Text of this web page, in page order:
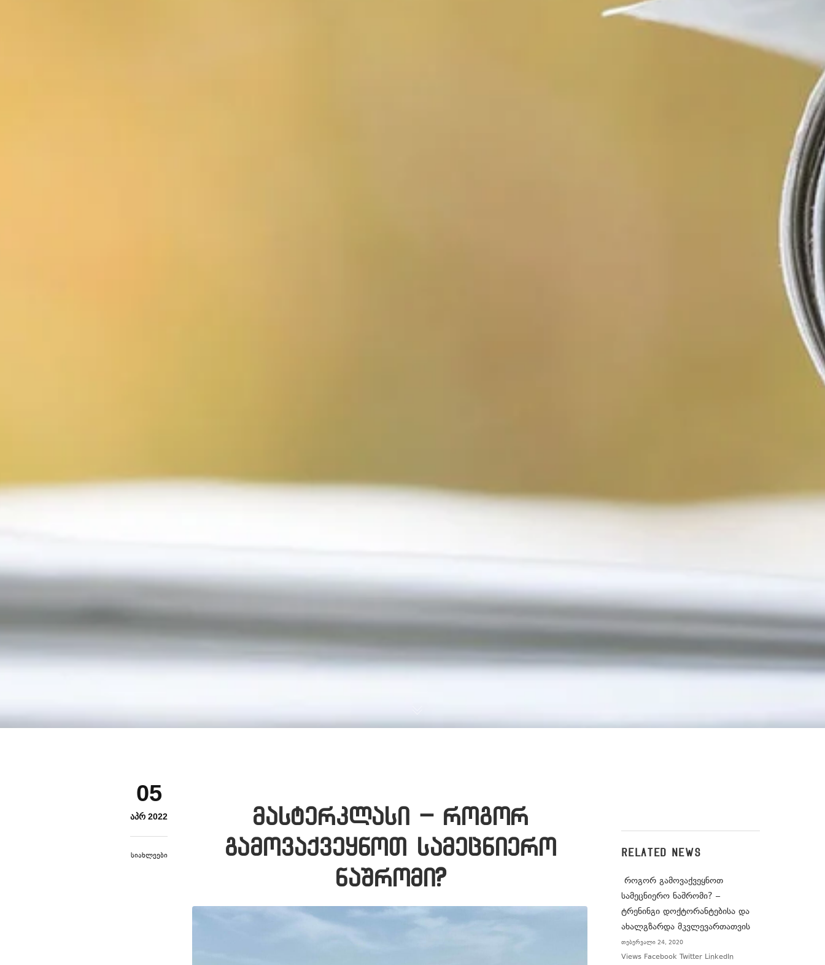
05
ᲐᲞᲠ 2022
Სიახლეები
მასტერკლასი – როგორ
გამოვაქვეყნოთ სამეცნიერო
ნაშრომი?
RELATED NEWS
როგორ გამოვაქვეყნოთ
სამეცნიერო ნაშრომი? –
ტრენინგი დოქტორანტებისა და
ახალგზარდა მკვლევართათვის
თებერვალი 24, 2020
Views Facebook Twitter LinkedIn